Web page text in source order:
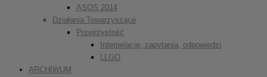
ASOS 2014
Działania Towarzyszące
Przejrzystość
Interpelacje, zapytania, odpowiedzi
LLGO
ARCHIWUM